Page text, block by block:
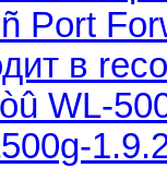
Port
в
WL-